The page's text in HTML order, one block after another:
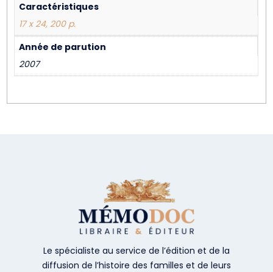
Caractéristiques
17 x 24, 200 p.
Année de parution
2007
Le spécialiste au service de l’édition et de la
diffusion de l’histoire des familles et de leurs